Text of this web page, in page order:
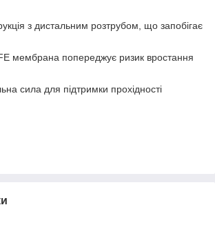
з дистальним розтрубом, що запобігає
мембрана попереджує ризик вростання
сила для підтримки прохідності